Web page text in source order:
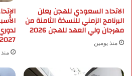
"
م
ج
ت
ي
الاتحاد السعودي للهجن يعلن
البرنامج الزمني للنسخة الثامنة من
مهرجان ولي العهد للهجن 2026
منذ يومين 2027